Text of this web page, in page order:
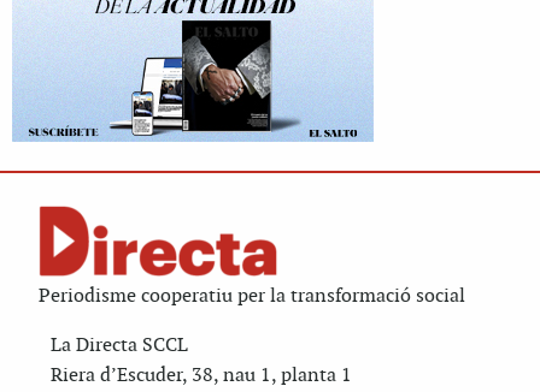
Periodisme cooperatiu per la transformació social
La Directa SCCL
Riera d’Escuder, 38, nau 1, planta 1